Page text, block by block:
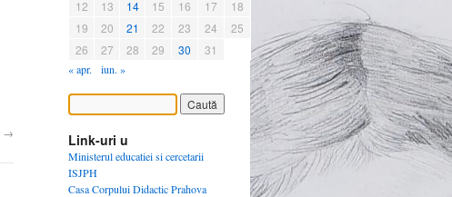
→
12
13 14 15 16 17
18
19
20 21 22 23 24
25
26
27 28 29 30 31
« apr. iun. »
Link-uri u
Ministerul educatiei si cercetarii
ISJPH
Casa Corpului Didactic Prahova